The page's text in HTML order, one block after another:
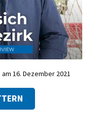
16. Dezember 2021